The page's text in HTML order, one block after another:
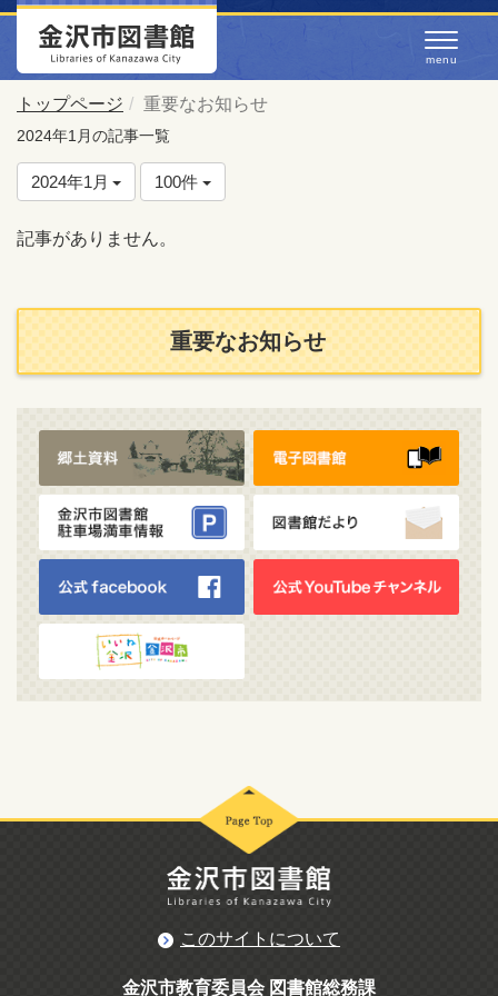
トップページ 重要なお知らせ
2024年1月の記事一覧
2024年1月 100件
記事がありません。
重要なお知らせ
このサイトについて
金沢市教育委員会 図書館総務課